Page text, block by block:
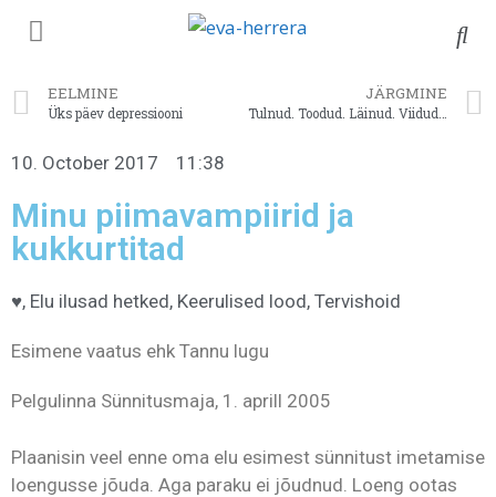
EELMINE
Üks päev depressiooni
JÄRGMINE
Tulnud. Toodud. Läinud. Viidud. Käinud. Olnud. Jäänud.
10. October 2017 11:38
Minu piimavampiirid ja
kukkurtitad
♥, Elu ilusad hetked, Keerulised lood, Tervishoid
Esimene vaatus ehk Tannu lugu
Pelgulinna Sünnitusmaja, 1. aprill 2005
Plaanisin veel enne oma elu esimest sünnitust imetamise
loengusse jõuda. Aga paraku ei jõudnud. Loeng ootas